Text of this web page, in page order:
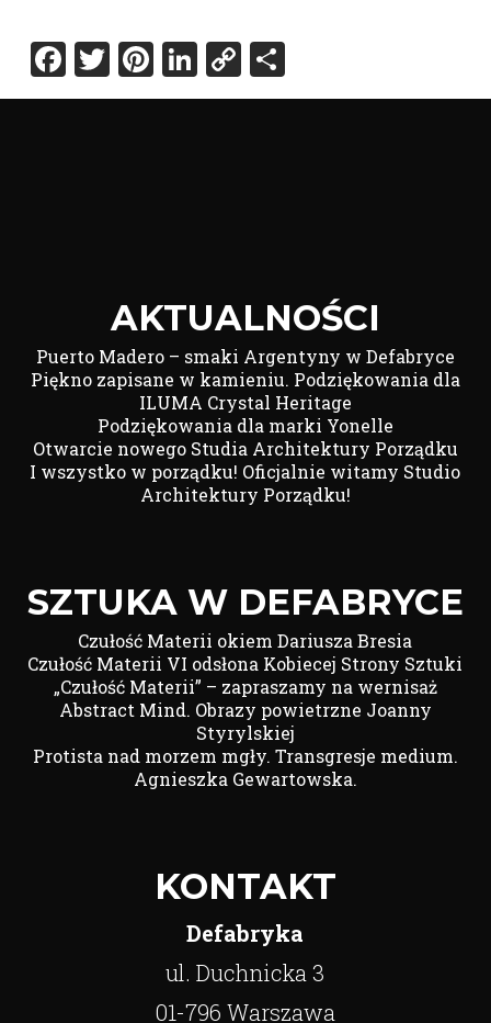
Facebook
Twitter
Pinterest
LinkedIn
Copy
Link
Share
AKTUALNOŚCI
Puerto Madero – smaki Argentyny w Defabryce
Piękno zapisane w kamieniu. Podziękowania dla
ILUMA Crystal Heritage
Podziękowania dla marki Yonelle
Otwarcie nowego Studia Architektury Porządku
I wszystko w porządku! Oficjalnie witamy Studio
Architektury Porządku!
SZTUKA W DEFABRYCE
Czułość Materii okiem Dariusza Bresia
Czułość Materii VI odsłona Kobiecej Strony Sztuki
„Czułość Materii” – zapraszamy na wernisaż
Abstract Mind. Obrazy powietrzne Joanny
Styrylskiej
Protista nad morzem mgły. Transgresje medium.
Agnieszka Gewartowska.
KONTAKT
Defabryka
ul. Duchnicka 3
01-796 Warszawa